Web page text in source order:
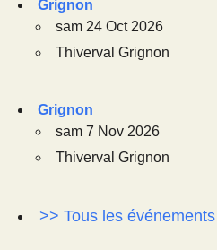
Grignon
sam 24 Oct 2026
Thiverval Grignon
Grignon
sam 7 Nov 2026
Thiverval Grignon
>> Tous les événements